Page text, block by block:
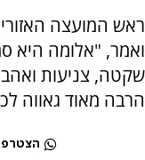
ראש המועצה
ואמר, "אלומה היא
שקטה, צניעות
הרבה מאוד גאווה